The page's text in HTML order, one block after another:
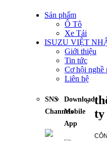
Sản phẩm
Ô Tô
Xe Tải
ISUZU VIỆT
Giới thiệu
Tin tức
Cơ hội nghề
Liên hệ
SNS
Channels
Download
Mobile
App
ty